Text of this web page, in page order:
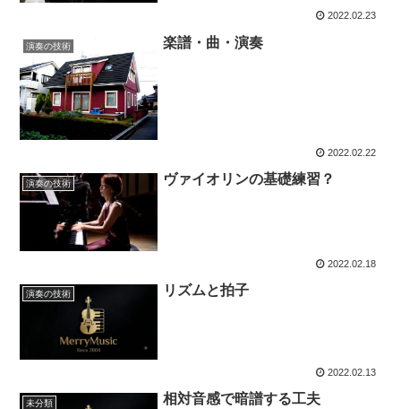
2022.02.23
演奏の技術 楽譜・曲・演奏
2022.02.22
演奏の技術 ヴァイオリンの基礎練習？
2022.02.18
演奏の技術 リズムと拍子
2022.02.13
未分類 相対音感で暗譜する工夫